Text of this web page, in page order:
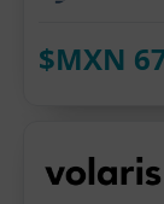
$MXN